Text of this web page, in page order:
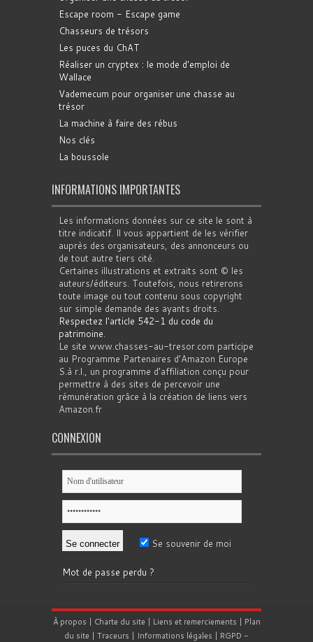
Escape room - Escape game
Chasseurs de trésors
Les puces du ChAT
Réaliser un cryptex : le mode d'emploi de
Wallace
Vademecum pour organiser une chasse au
trésor
La machine à faire des rébus
Nos clés
La boussole
INFORMATIONS IMPORTANTES
Les informations données sur ce site le sont à
titre indicatif. Il vous appartient de les vérifier
auprès des organisateurs, des annonceurs ou
de tout autre tiers cité.
Certaines illustrations et extraits sont © les
auteurs/éditeurs. Toutefois, nous retirerons
toute image ou tout contenu sous copyright
sur simple demande des ayants droits.
Respectez l'article 542-1 du code du
patrimoine.
Le site www.chasses-au-tresor.com participe
au Programme Partenaires d’Amazon Europe
S.à r.l., un programme d’affiliation conçu pour
permettre à des sites de percevoir une
rémunération grâce à la création de liens vers
Amazon.fr
CONNEXION
Se souvenir de moi
Mot de passe perdu ?
À propos | Charte du site | Liens et remerciements | Plan
du site | Traceurs | Informations légales | RGPD -